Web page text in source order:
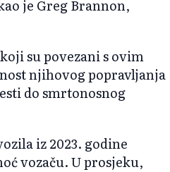
je Greg Brannon,
su povezani s ovim
njihovog popravljanja
do smrtonosnog
iz 2023. godine
vozaču. U prosjeku,